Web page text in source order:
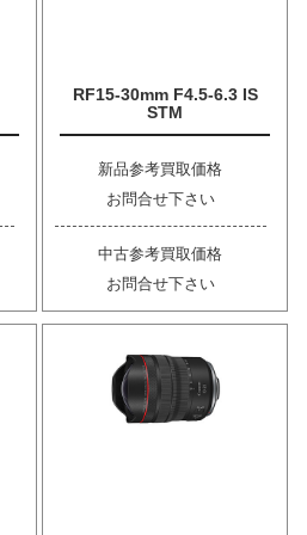
RF15-30mm F4.5-6.3 IS
STM
新品参考買取価格
お問合せ下さい
中古参考買取価格
お問合せ下さい